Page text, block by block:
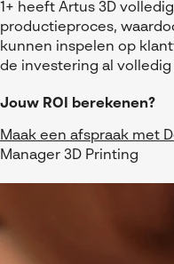
1+ heeft Artus 3D
productieproces,
kunnen inspelen op
de investering al
Jouw ROI berekenen?
Maak een afspraak met
Manager 3D Printing